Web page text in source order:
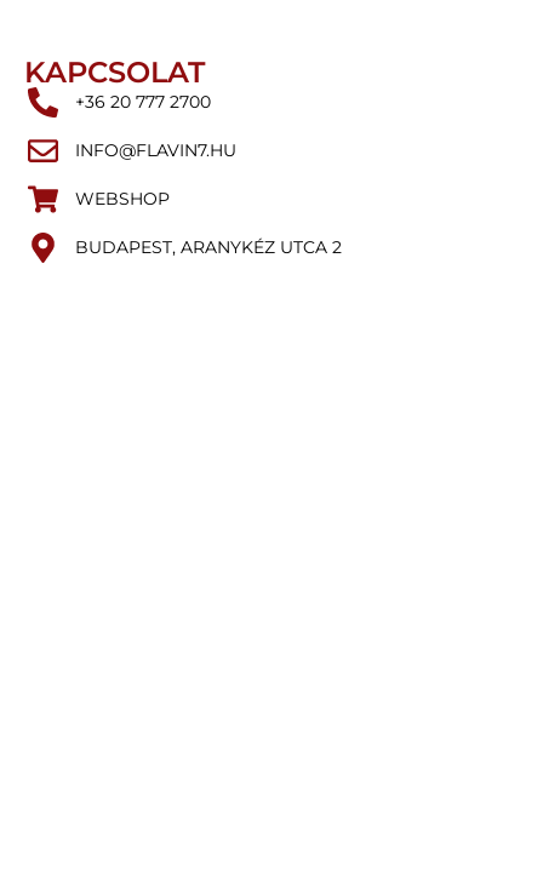
KAPCSOLAT
+36 20 777 2700
INFO@FLAVIN7.HU
WEBSHOP
BUDAPEST, ARANYKÉZ UTCA 2